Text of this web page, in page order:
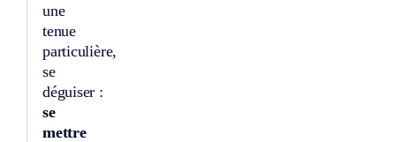
une
tenue
particulière,
se
déguiser :
se
mettre